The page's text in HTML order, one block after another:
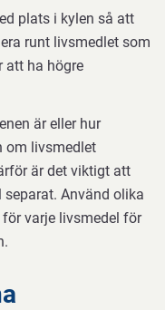
plats i kylen så att
runt livsmedlet som
att ha högre
är eller hur
om livsmedlet
är det viktigt att
Använd olika
varje livsmedel för